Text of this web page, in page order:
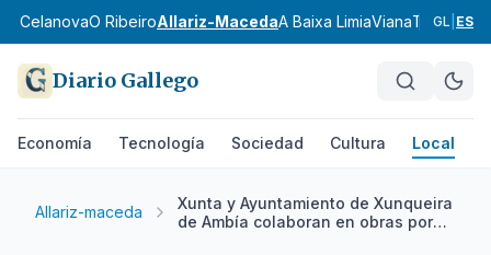
CelanovaO RibeiroAllariz-MacedaA Baixa LimiaVianaTerra de
GL ES
Diario Gallego
Economía Tecnología Sociedad Cultura Local
Allariz-maceda
Xunta y Ayuntamiento de Xunqueira
de Ambía colaboran en obras por